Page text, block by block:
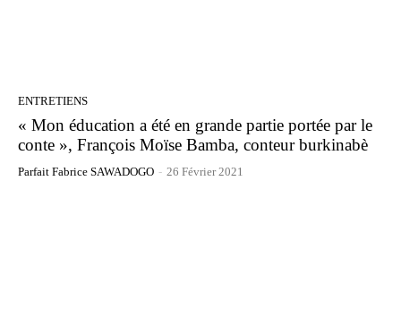
ENTRETIENS
« Mon éducation a été en grande partie portée par le
conte », François Moïse Bamba, conteur burkinabè
Parfait Fabrice SAWADOGO - 26 Février 2021